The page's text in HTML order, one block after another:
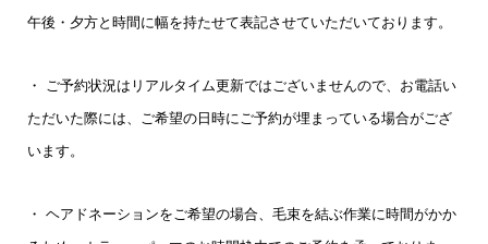
午後・夕方と時間に幅を持たせて表記させていただいております。
・ ご予約状況はリアルタイム更新ではございませんので、お電話い
ただいた際には、ご希望の日時にご予約が埋まっている場合がござ
います。
・ ヘアドネーションをご希望の場合、毛束を結ぶ作業に時間がかか